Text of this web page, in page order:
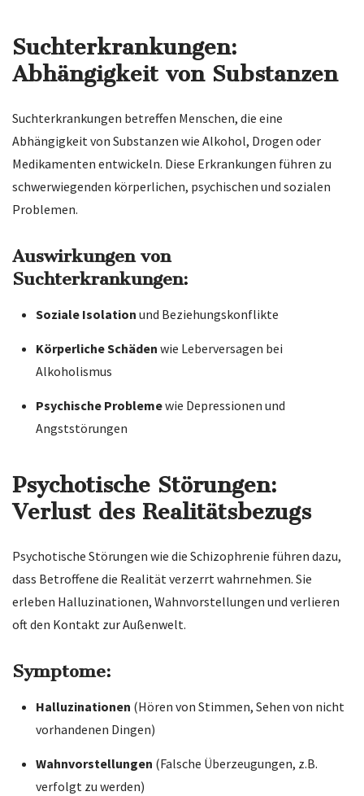
Suchterkrankungen:
Abhängigkeit von Substanzen
Suchterkrankungen betreffen Menschen, die eine
Abhängigkeit von Substanzen wie Alkohol, Drogen oder
Medikamenten entwickeln. Diese Erkrankungen führen zu
schwerwiegenden körperlichen, psychischen und sozialen
Problemen.
Auswirkungen von
Suchterkrankungen:
Soziale Isolation und Beziehungskonflikte
Körperliche Schäden wie Leberversagen bei
Alkoholismus
Psychische Problemewie Depressionen und
Angststörungen
Psychotische Störungen:
Verlust des Realitätsbezugs
Psychotische Störungen wie die Schizophrenie führen dazu,
dass Betroffene die Realität verzerrt wahrnehmen. Sie
erleben Halluzinationen, Wahnvorstellungen und verlieren
oft den Kontakt zur Außenwelt.
Symptome:
Halluzinationen (Hören von Stimmen, Sehen von nicht
vorhandenen Dingen)
Wahnvorstellungen (Falsche Überzeugungen, z.B.
verfolgt zu werden)